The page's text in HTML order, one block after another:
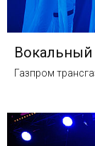
Вокальный
Газпром